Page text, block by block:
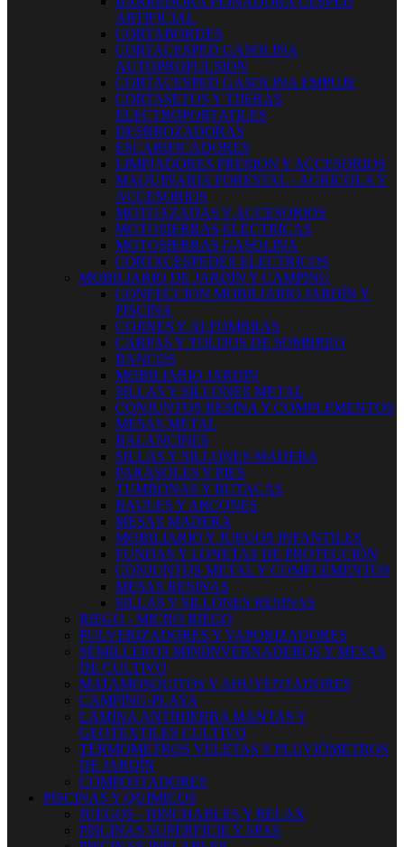
ARTIFICIAL
CORTABORDES
CORTACESPED GASOLINA
AUTOPROPULSION
CORTACESPED GASOLINA EMPUJE
CORTASETOS Y TIJERAS
ELECTROPORTATILES
DESBROZADORAS
ESCARIFICADORES
LIMPIADORES PRESION Y ACCESORIOS
MAQUINARIA FORESTAL - AGRICOLA Y
ACCESORIOS
MOTOAZADAS Y ACCESORIOS
MOTOSIERRAS ELECTRICAS
MOTOSIERRAS GASOLINA
CORTACESPEDES ELECTRICOS
MOBILIARIO DE JARDIN Y CAMPING
CONFECCION MOBILIARIO JARDÍN Y
PISCINA
COJINES Y ALFOMBRAS
CARPAS Y TOLDOS DE SOMBREO
BANCOS
MOBILIARIO JARDIN
SILLAS Y SILLONES METAL
CONJUNTOS RESINA Y COMPLEMENTOS
MESAS METAL
BALANCINES
SILLAS Y SILLONES MADERA
PARASOLES Y PIES
TUMBONAS Y BUTACAS
BAULES Y ARCONES
MESAS MADERA
MOBILIARIO Y JUEGOS INFANTILES
FUNDAS Y LONETAS DE PROTECCIÓN
CONJUNTOS METAL Y COMPLEMENTOS
MESAS RESINAS
SILLAS Y SILLONES RESINAS
RIEGO - MICRO RIEGO
PULVERIZADORES Y VAPORIZADORES
SEMILLEROS MINIINVERNADEROS Y MESAS
DE CULTIVO
MATAMOSQUITOS Y AHUYENTADORES
CAMPING-PLAYA
LÁMINA ANTIHIERBA MANTAS Y
GEOTÉXTILES CULTIVO
TERMOMETROS VELETAS Y PLUVIÓMETROS
DE JARDÍN
COMPOSTADORES
PISCINAS Y QUIMICOS
JUEGOS - HINCHABLES Y RELAX
PISCINAS SUPERFICIE Y SPAS